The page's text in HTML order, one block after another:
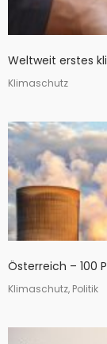
Weltweit erstes
Klimaschutz
Österreich – 100
Klimaschutz, Politik